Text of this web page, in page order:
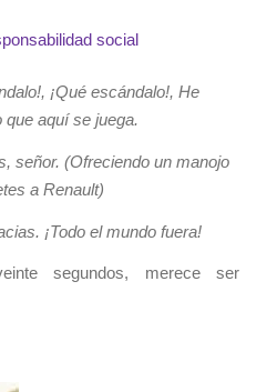
¡Qué escándalo!, He
que aquí se juega.
señor. (Ofreciendo un manojo
a Renault)
¡Todo el mundo fuera!
segundos, merece ser